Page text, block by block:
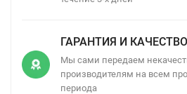
ГАРАНТИЯ И КАЧЕСТВО
Мы сами передаем
производителям на всем
периода